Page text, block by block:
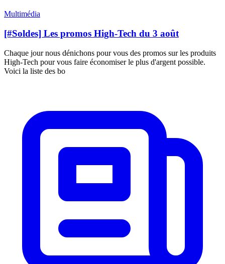
Multimédia
[#Soldes] Les promos High-Tech du 3 août
Chaque jour nous dénichons pour vous des promos sur les produits
High-Tech pour vous faire économiser le plus d'argent possible.
Voici la liste des bo